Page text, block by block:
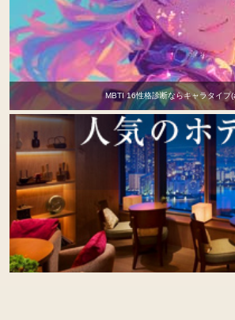
MBTI 16性格診断ならキャラタイプ